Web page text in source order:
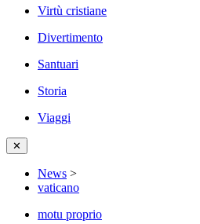
Virtù cristiane
Divertimento
Santuari
Storia
Viaggi
✕
News >
vaticano
motu proprio